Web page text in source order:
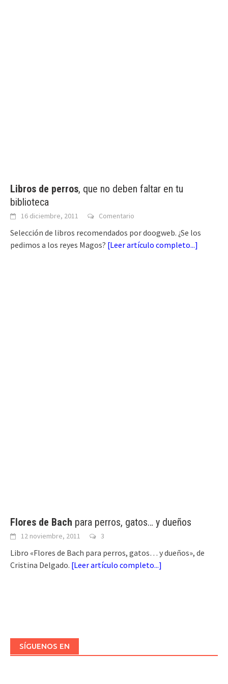
Libros de perros, que no deben faltar en tu
biblioteca
16 diciembre, 2011 Comentario
Selección de libros recomendados por doogweb. ¿Se los
pedimos a los reyes Magos? [Leer artículo completo...]
Flores de Bach para perros, gatos… y dueños
12 noviembre, 2011 3
Libro «Flores de Bach para perros, gatos… y dueños», de
Cristina Delgado. [Leer artículo completo...]
SÍGUENOS EN